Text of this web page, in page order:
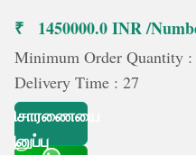
₹ 1450000.0 INR /
Minimum Order Quantity
Delivery Time : 27
விசாரணையை
அனுப்பு